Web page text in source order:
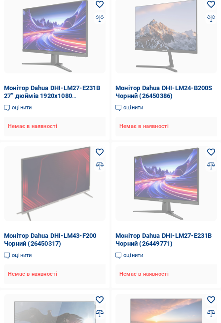
Монітор Dahua DHI-LM27-E231B
27” дюймів 1920х1080
(2993149357)
оцінити
Немає в наявності
Монітор Dahua DHI-LM24-B200S
Чорний (26450386)
оцінити
Немає в наявності
Монітор Dahua DHI-LM43-F200
Чорний (26450317)
оцінити
Немає в наявності
Монітор Dahua DHI-LM27-E231B
Чорний (26449771)
оцінити
Немає в наявності